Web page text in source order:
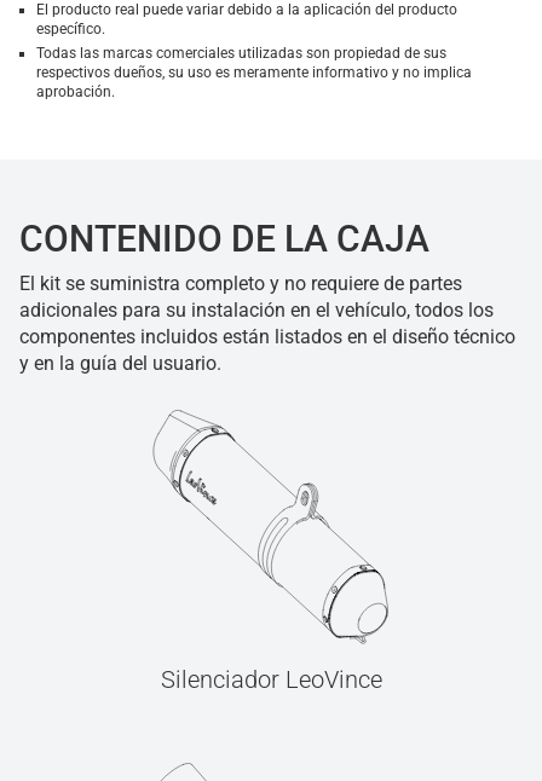
El producto real puede variar debido a la aplicación del producto
específico.
Todas las marcas comerciales utilizadas son propiedad de sus
respectivos dueños, su uso es meramente informativo y no implica
aprobación.
CONTENIDO DE LA CAJA
El kit se suministra completo y no requiere de partes
adicionales para su instalación en el vehículo, todos los
componentes incluidos están listados en el diseño técnico
y en la guía del usuario.
Silenciador LeoVince